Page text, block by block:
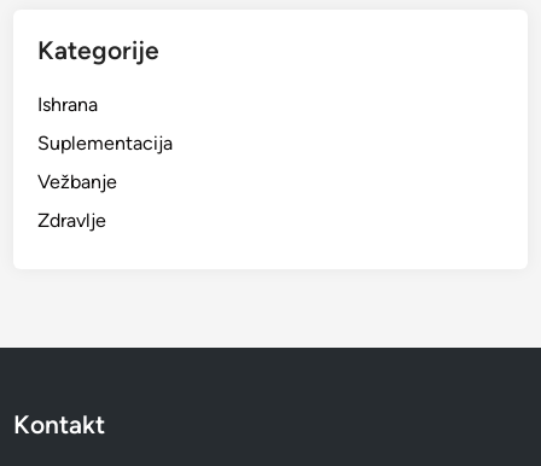
Kategorije
Ishrana
Suplementacija
Vežbanje
Zdravlje
Kontakt